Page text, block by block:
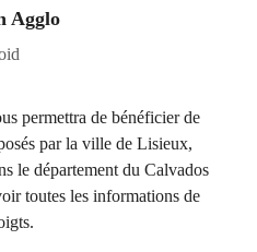
Agglo
permettra de bénéficier de
par la ville de Lisieux,
le département du Calvados
toutes les informations de